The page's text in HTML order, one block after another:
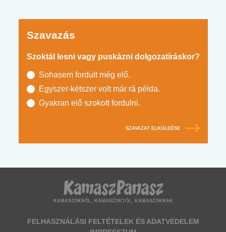
Szavazás
Szoktál lesni vagy puskázni dolgozatíráskor?
Sohasem fordult még elő.
Egyszer-kétszer volt már rá példa.
Gyakran elő szokott fordulni.
SZAVAZAT ELKÜLDÉSE
KAMASZOKRÓL, KAMASZOKTÓL, KAMASZOKNAK
FELHASZNÁLÁSI FELTÉTELEK ÉS ADATVÉDELEM